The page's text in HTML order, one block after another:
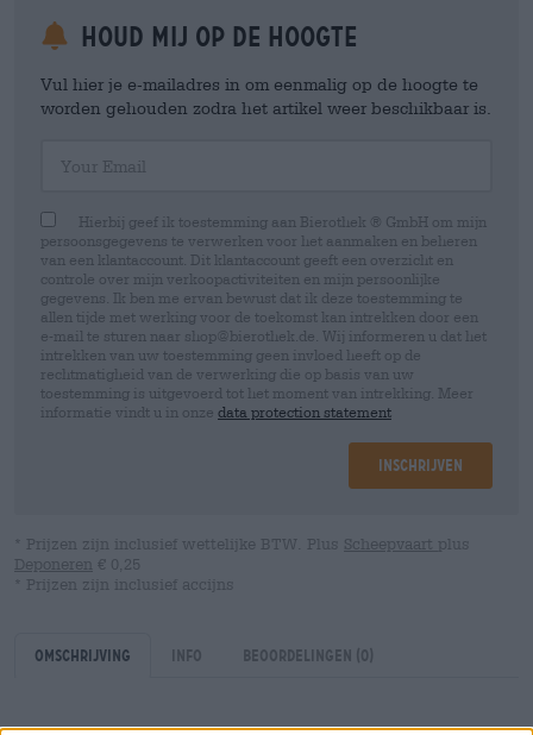
Houd mij op de hoogte
Vul hier je e-mailadres in om eenmalig op de hoogte te
worden gehouden zodra het artikel weer beschikbaar is.
Hierbij geef ik toestemming aan Bierothek ® GmbH om mijn
persoonsgegevens te verwerken voor het aanmaken en beheren
van een klantaccount. Dit klantaccount geeft een overzicht en
controle over mijn verkoopactiviteiten en mijn persoonlijke
gegevens. Ik ben me ervan bewust dat ik deze toestemming te
allen tijde met werking voor de toekomst kan intrekken door een
e-mail te sturen naar shop@bierothek.de. Wij informeren u dat het
intrekken van uw toestemming geen invloed heeft op de
rechtmatigheid van de verwerking die op basis van uw
toestemming is uitgevoerd tot het moment van intrekking. Meer
informatie vindt u in onze data protection statement
Inschrijven
* Prijzen zijn inclusief wettelijke BTW. Plus Scheepvaart plus
Deponeren € 0,25
* Prijzen zijn inclusief accijns
Omschrijving Info Beoordelingen (0)